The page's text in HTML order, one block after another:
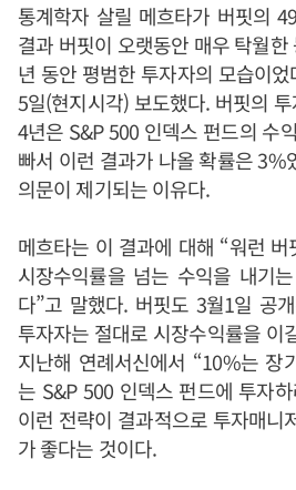
통계학자 살릴 메흐타가 버핏의
결과 버핏이 오랫동안 매우 탁월
년 동안 평범한 투자자의 모습이
5일(현지시각) 보도했다. 버핏의
4년은 S&P 500 인덱스 펀드의 수
빠서 이런 결과가 나올 확률은 3%
의문이 제기되는 이유다.
메흐타는 이 결과에 대해 “워런
시장수익률을 넘는 수익을 내기
다”고 말했다. 버핏도 3월1일 공
투자자는 절대로 시장수익률을 이
지난해 연례서신에서 “10%는 장
는 S&P 500 인덱스 펀드에 투자
이런 전략이 결과적으로 투자매니
가 좋다는 것이다.